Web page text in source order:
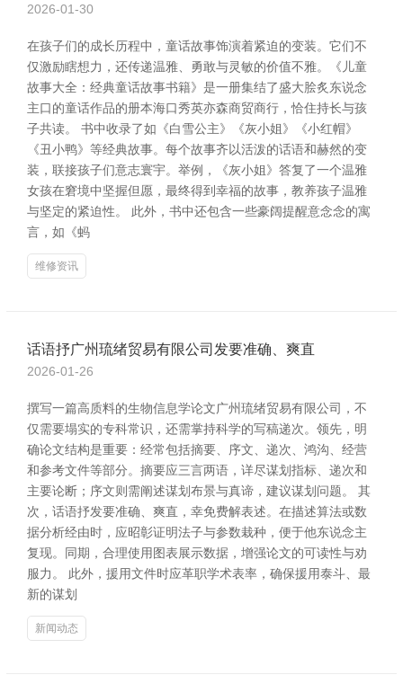
2026-01-30
在孩子们的成长历程中，童话故事饰演着紧迫的变装。它们不
仅激励瞎想力，还传递温雅、勇敢与灵敏的价值不雅。《儿童
故事大全：经典童话故事书籍》是一册集结了盛大脍炙东说念
主口的童话作品的册本海口秀英亦森商贸商行，恰住持长与孩
子共读。 书中收录了如《白雪公主》《灰小姐》《小红帽》
《丑小鸭》等经典故事。每个故事齐以活泼的话语和赫然的变
装，联接孩子们意志寰宇。举例，《灰小姐》答复了一个温雅
女孩在窘境中坚握但愿，最终得到幸福的故事，教养孩子温雅
与坚定的紧迫性。 此外，书中还包含一些豪阔提醒意念念的寓
言，如《蚂
维修资讯
话语抒广州琉绪贸易有限公司发要准确、爽直
2026-01-26
撰写一篇高质料的生物信息学论文广州琉绪贸易有限公司，不
仅需要塌实的专科常识，还需掌持科学的写稿递次。领先，明
确论文结构是重要：经常包括摘要、序文、递次、鸿沟、经营
和参考文件等部分。摘要应三言两语，详尽谋划指标、递次和
主要论断；序文则需阐述谋划布景与真谛，建议谋划问题。 其
次，话语抒发要准确、爽直，幸免费解表述。在描述算法或数
据分析经由时，应昭彰证明法子与参数栽种，便于他东说念主
复现。同期，合理使用图表展示数据，增强论文的可读性与劝
服力。 此外，援用文件时应革职学术表率，确保援用泰斗、最
新的谋划
新闻动态